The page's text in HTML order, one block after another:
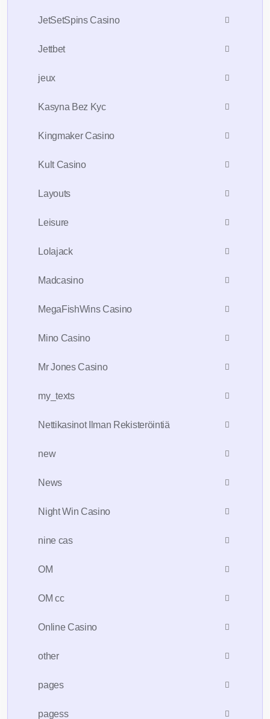
JetSetSpins Casino
Jettbet
jeux
Kasyna Bez Kyc
Kingmaker Casino
Kult Casino
Layouts
Leisure
Lolajack
Madcasino
MegaFishWins Casino
Mino Casino
Mr Jones Casino
my_texts
Nettikasinot Ilman Rekisteröintiä
new
News
Night Win Casino
nine cas
OM
OM cc
Online Casino
other
pages
pagess